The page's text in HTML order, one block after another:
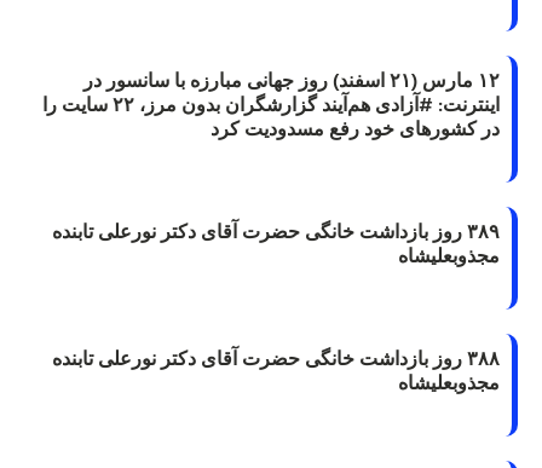
۱۲ مارس (۲۱ اسفند) روز جهانی مبارزه با سانسور در
اینترنت: #آزادی هم‌آیند گزارشگران‌ بدون مرز، ۲۲ سایت را
در کشورهای خود رفع مسدودیت کرد
۳۸۹ روز بازداشت خانگی حضرت آقای دکتر نورعلی تابنده
مجذوبعلیشاه
۳۸۸ روز بازداشت خانگی حضرت آقای دکتر نورعلی تابنده
مجذوبعلیشاه